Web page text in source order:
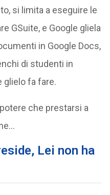
si limita a eseguire le
GSuite, e Google gliela
in Google Docs,
di studenti in
glielo fa fare.
che prestarsi a
Lei non ha